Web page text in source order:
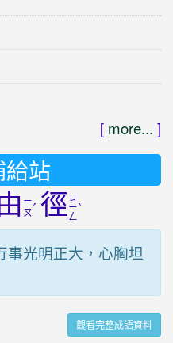
[ more... ]
站
ㄧ
ㄡˊ 徑 ㄐ
ㄧ
ㄥ
ˋ
事光明正大，心胸坦
觀看完整成語資料